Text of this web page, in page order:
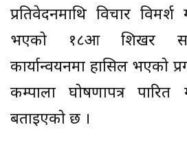
प्रतिवेदनमाथि विचार
भएको १८औँ शिखर
कार्यान्वयनमा हासिल भएको
कम्पाला घोषणापत्र
बताइएको छ ।